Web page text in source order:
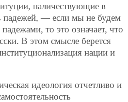
наличествующие в
падежей, — если мы не будем
то это означает, что
В этом смысле берется
нации и
идеология отчетливо и